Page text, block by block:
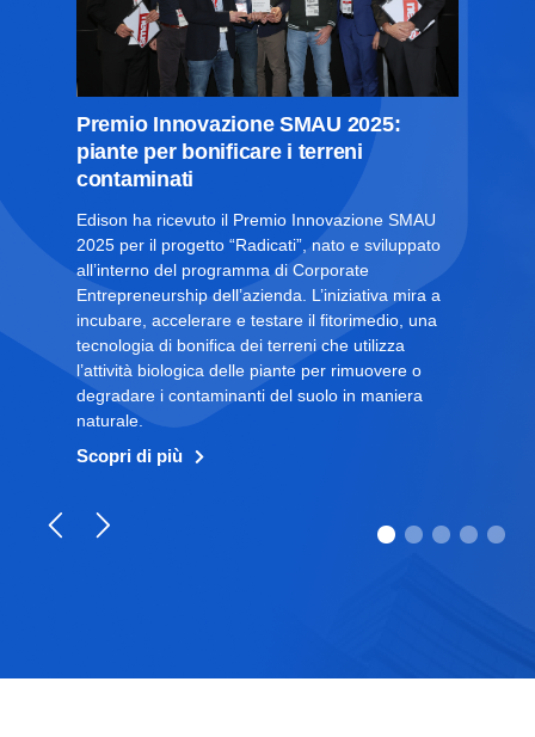
Premio Innovazione SMAU 2025:
piante per bonificare i terreni
contaminati
Edison ha ricevuto il Premio Innovazione SMAU
2025 per il progetto “Radicati”, nato e sviluppato
all’interno del programma di Corporate
Entrepreneurship dell’azienda. L’iniziativa mira a
incubare, accelerare e testare il fitorimedio, una
tecnologia di bonifica dei terreni che utilizza
l’attività biologica delle piante per rimuovere o
degradare i contaminanti del suolo in maniera
naturale.